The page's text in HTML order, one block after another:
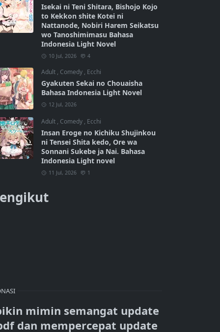
Isekai ni Teni Shitara, Bishojo Kojo
to Kekkon shite Kotei ni
Nattanode, Nobiri Harem Seikatsu
wo Tanoshimimasu Bahasa
Indonesia Light Novel
10 Jul, 2026 4
Adult , Comedy , Ecchi
Gyakuten Sekai no Chouaisha
Bahasa Indonesia Light Novel
12 Jul, 2026
Adult , Comedy , Ecchi
Insan Eroge no Kichiku Shujinkou
ni Tensei Shita kedo, Ore wa
Sonnani Sukebe ja Nai. Bahasa
Indonesia Light novel
11 Jul, 2026 1
mimin semangat update
dan mempercepat update